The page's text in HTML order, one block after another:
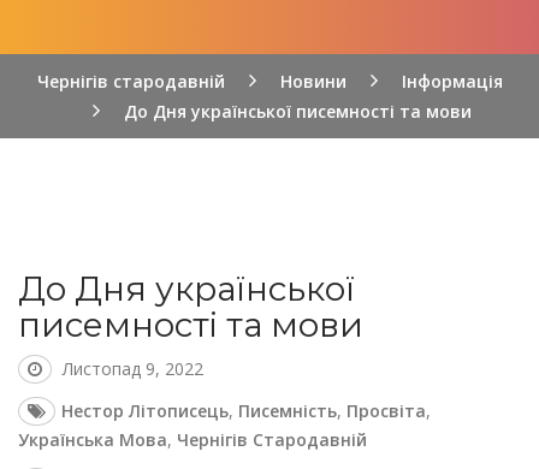
Чернігів стародавній Новини
Інформація
До Дня української писемності та мови
До Дня української
писемності та мови
Листопад 9, 2022
Нестор Літописець, Писемність, Просвіта,
Українська Мова, Чернігів Стародавній